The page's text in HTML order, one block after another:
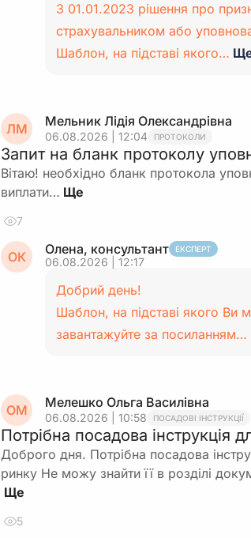
З 01.01.2023 рішення про
страхувальником або
Шаблон, на підставі якого…
ЛМ Мельник Лідія Олександрівна
06.08.2026 | 12:04 ПРОТОКОЛИ
Запит на бланк протоколу
Вітаю! необхідно бланк протокола
виплати…
7
ОК Олена, консультант ЕКСПЕРТ
06.08.2026 | 12:17
Добрий день!
Шаблон, на підставі якого Ви
завантажуйте за посиланням…
ОМ Мелешко Ольга Василівна
06.08.2026 | 10:58 ПОСАДОВІ ІНСТРУКЦІЇ
Потрібна посадова інструкція
Доброго дня. Потрібна посадова
ринку Не можу знайти її в розділі
5